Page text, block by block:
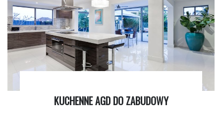
KUCHENNE AGD DO ZABUDOWY